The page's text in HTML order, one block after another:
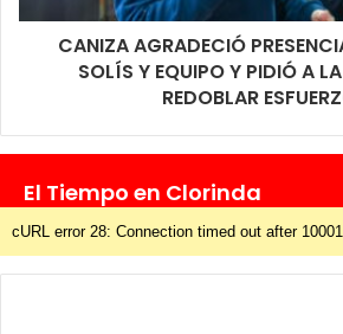
CANIZA AGRADECIÓ
SOLÍS Y EQUIPO Y PIDIÓ A
REDOBLAR
El Tiempo en Clorinda
cURL error 28: Connection timed out after